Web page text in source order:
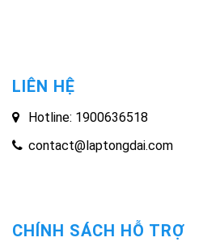
LIÊN HỆ
Hotline: 1900636518
contact@laptongdai.com
CHÍNH SÁCH HỖ TRỢ